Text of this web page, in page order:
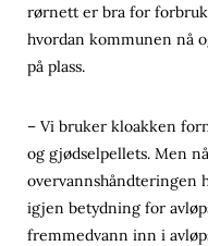
rørnett er bra for
hvordan kommunen nå
på plass.
– Vi bruker kloakken
og gjødselpellets. Men
overvannshåndteringen
igjen betydning for
fremmedvann inn i